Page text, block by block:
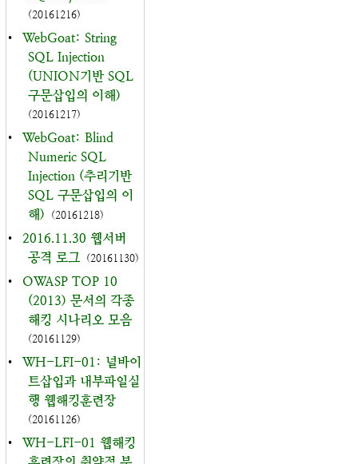
(20161216)
•
WebGoat: String
SQL Injection
(UNION기반 SQL
구문삽입의 이해)
(20161217)
•
WebGoat: Blind
Numeric SQL
Injection (추리기반
SQL 구문삽입의 이
해)
(20161218)
•
2016.11.30 웹서버
공격 로그 (20161130)
•
OWASP TOP 10
(2013) 문서의 각종
해킹 시나리오 모음
(20161129)
•
WH-LFI-01: 널바이
트삽입과 내부파일실
행 웹해킹훈련장
(20161126)
•
WH-LFI-01 웹해킹